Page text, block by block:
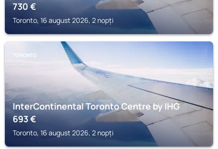
730€
Toronto, 16 august 2026, 2 nopți
TORONTO
InterContinental Toronto Centre by IHG
693€
Toronto, 16 august 2026, 2 nopți